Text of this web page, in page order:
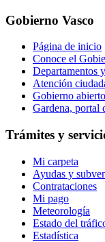
Gobierno Vasco
Página de inicio
Conoce el
Departamentos
Atención
Gobierno abierto
Gardena, portal
Trámites y
Mi carpeta
Ayudas y
Contrataciones
Mi pago
Meteorología
Estado del
Estadística